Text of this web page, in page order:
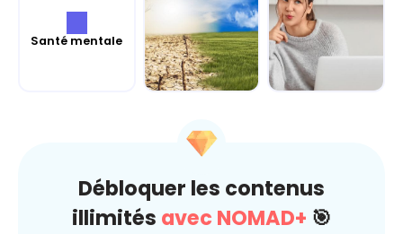
Santé mentale
Climat
Débloquer les contenus
illimités avec NOMAD+ 🎯